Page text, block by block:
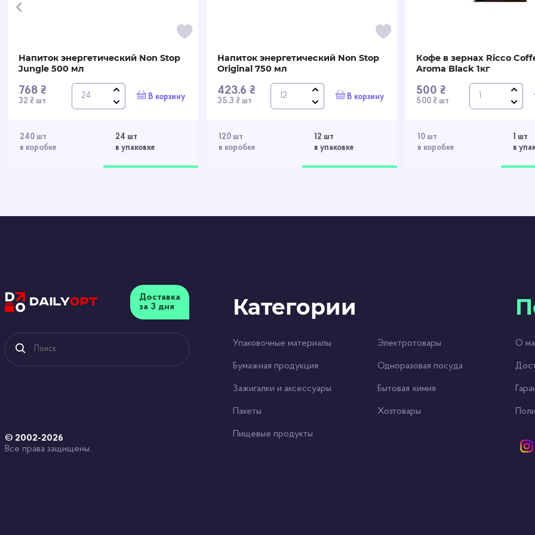
240 шт
в коробке
24 шт
в упаковке
Напиток энергетический Non Stop
Jungle 500 мл
768 ₴
32 ₴ шт В корзину
120 шт
в коробке
12 шт
в упаковке
Напиток энергетический Non Stop
Original 750 мл
423.6 ₴
35.3 ₴ шт В корзину
10 шт
в коробке
1 шт
в
Кофе в зернах Ricco
Aroma Black 1кг
500 ₴
500 ₴ шт
Доставка
за 3 дня
Категории
Упаковочные материалы Электротовары
Бумажная продукция Одноразовая посуда
Зажигалки и аксессуары Бытовая химия
Пакеты Хозтовары
Пищевые продукты
О
© 2002-2026
Все права защищены.